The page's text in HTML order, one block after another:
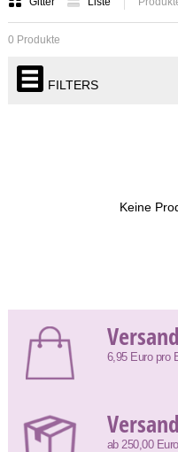
0 Produkte
FILTERS
Keine
6,95 Euro pro
ab 250,00